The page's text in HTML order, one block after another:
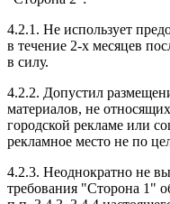
4.2.1. Не использует
в течение 2-х месяцев
в силу.
4.2.2. Допустил
материалов, не
городской рекламе или
рекламное место не по
4.2.3. Неоднократно не
требования "Сторона 1"